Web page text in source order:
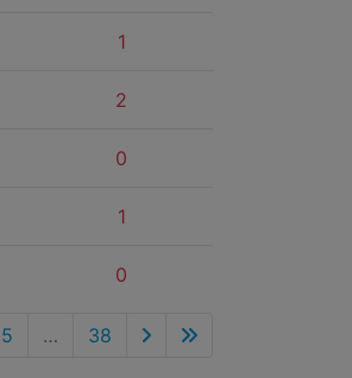
1
2
0
1
0
5 … 38